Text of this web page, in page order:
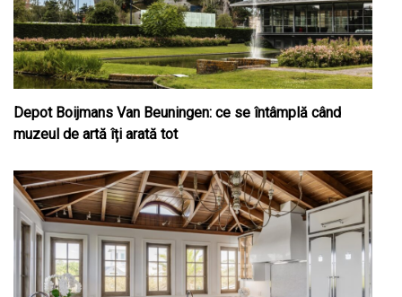
Depot Boijmans Van Beuningen: ce se întâmplă când
muzeul de artă îți arată tot